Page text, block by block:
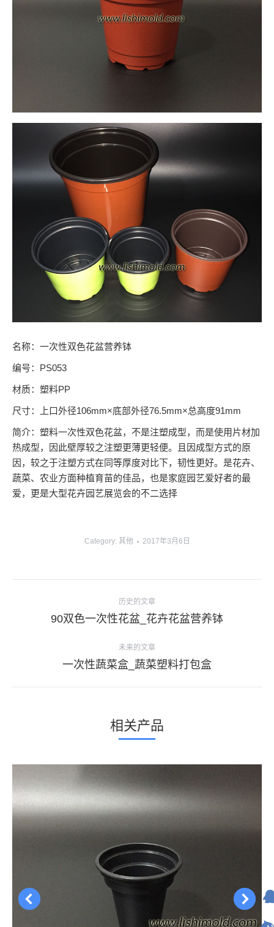
名称：一次性双色花盆营养钵
编号：PS053
材质：塑料PP
尺寸：上口外径106mm×底部外径76.5mm×总高度91mm
简介：塑料一次性双色花盆，不是注塑成型，而是使用片材加
热成型，因此壁厚较之注塑更薄更轻便。且因成型方式的原
因，较之于注塑方式在同等厚度对比下，韧性更好。是花卉、
蔬菜、农业方面种植育苗的佳品，也是家庭园艺爱好者的最
爱，更是大型花卉园艺展览会的不二选择
Category: 其他 2017年3月6日
历史的文章
上
个
项
90双色一次性花盆_花卉花盆营养钵
未来的文章
下
目：
一次性蔬菜盒_蔬菜塑料打包盒
相关产品